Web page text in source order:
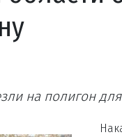
на полигон